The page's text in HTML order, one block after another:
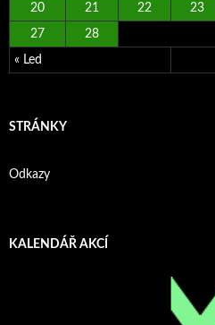
« Led
20 21 22 23
27 28
STRÁNKY
Odkazy
KALENDÁŘ AKCÍ